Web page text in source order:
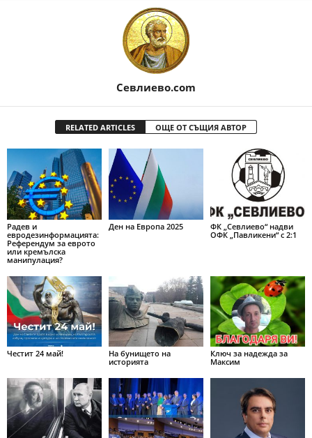
Севлиево.com
RELATED ARTICLES ОЩЕ ОТ СЪЩИЯ АВТОР
Радев и
евродезинформацията:
Референдум за еврото
или кремълска
манипулация?
Ден на Европа 2025
ФК „Севлиево“ надви
ОФК „Павликени“ с 2:1
Честит 24 май!
На бунището на
историята
Ключ за надежда за
Максим